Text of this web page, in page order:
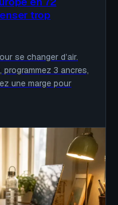
trop
se changer d’air.
3 ancres,
une marge pour